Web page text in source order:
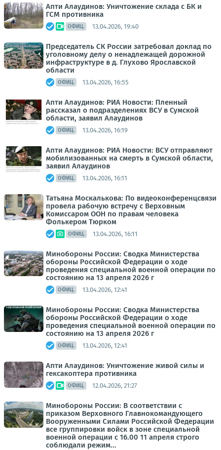
Апти Алаудинов: Уничтожение склада с БК и
ГСМ противника
ОФИЦ. 13.04.2026, 19:40
Председатель СК России затребовал доклад по
уголовному делу о ненадлежащей дорожной
инфраструктуре в д. Глухово Ярославской
области
ОФИЦ. 13.04.2026, 16:55
Апти Алаудинов: РИА Новости: Пленный
рассказал о подразделениях ВСУ в Сумской
области, заявил Алаудинов
ОФИЦ. 13.04.2026, 16:19
Апти Алаудинов: РИА Новости: ВСУ отправляют
мобилизованных на смерть в Сумской области,
заявил Алаудинов
ОФИЦ. 13.04.2026, 16:11
Татьяна Москалькова: По видеоконференцсвязи
провела рабочую встречу с Верховным
Комиссаром ООН по правам человека
Фолькером Тюрком
ОФИЦ. 13.04.2026, 16:11
Минобороны России: Сводка Министерства
обороны Российской Федерации о ходе
проведения специальной военной операции по
состоянию на 13 апреля 2026 г
ОФИЦ. 13.04.2026, 12:41
Минобороны России: Сводка Министерства
обороны Российской Федерации о ходе
проведения специальной военной операции по
состоянию на 13 апреля 2026 г
ОФИЦ. 13.04.2026, 12:41
Апти Алаудинов: Уничтожение живой силы и
гексакоптера противника
ОФИЦ. 12.04.2026, 21:27
Минобороны России: В соответствии с
приказом Верховного Главнокомандующего
Вооруженными Силами Российской Федерации
все группировки войск в зоне специальной
военной операции с 16.00 11 апреля строго
соблюдали режим...